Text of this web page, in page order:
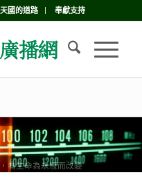
國的道路 奉獻支持
看生命為永恆而改變